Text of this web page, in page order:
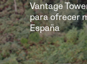
Vantage
para ofrecer
España